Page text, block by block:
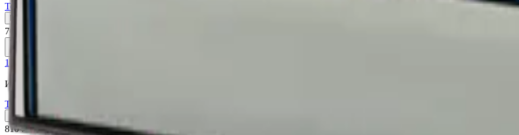
Terea Black Green ID
760 ₽
18+
Индонезия (ID)
Terea Apricity ID
Пачка Блок×10
810 ₽